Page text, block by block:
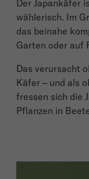
Der Japankäfer
wählerisch. Im
das beinahe
Garten oder auf
Das verursacht
Käfer – und als
fressen sich die
Pflanzen in